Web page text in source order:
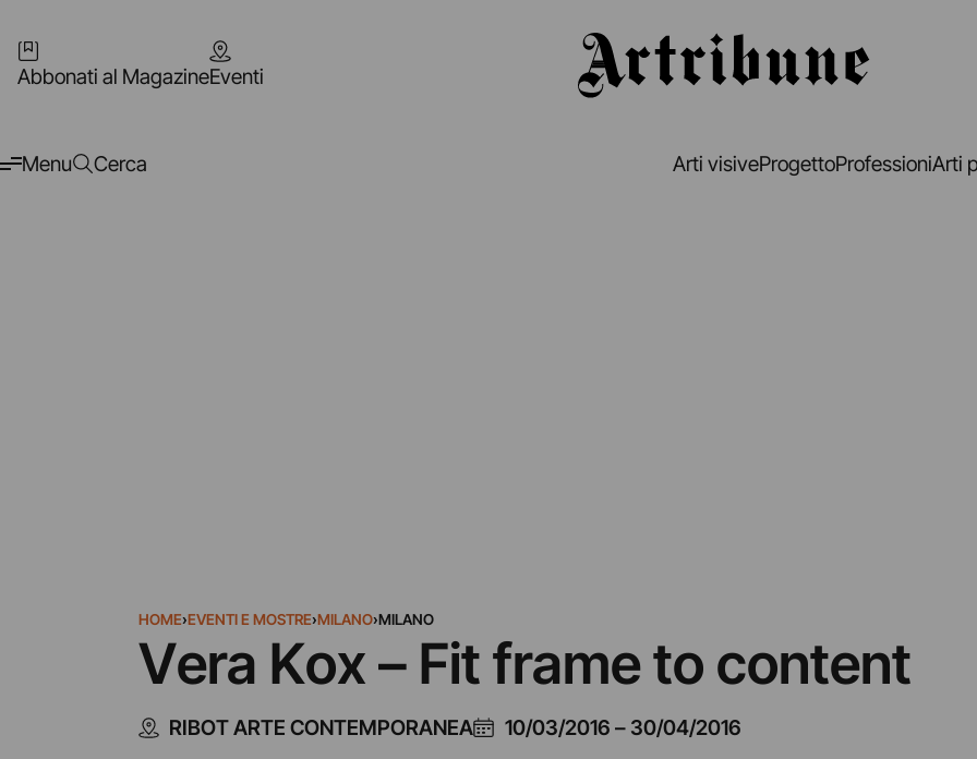
Abbonati al MagazineEventi
Menu Cerca Arti visiveProgettoProfessioniArti
HOME›EVENTI E MOSTRE›MILANO›MILANO
Vera Kox – Fit frame to content
RIBOT ARTE CONTEMPORANEA 10/03/2016 – 30/04/2016